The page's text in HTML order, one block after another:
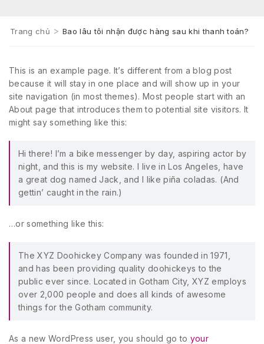
Trang chủ > Bao lâu tôi nhận được hàng sau khi thanh toán?
This is an example page. It’s different from a blog post
because it will stay in one place and will show up in your
site navigation (in most themes). Most people start with an
About page that introduces them to potential site visitors. It
might say something like this:
Hi there! I’m a bike messenger by day, aspiring actor by
night, and this is my website. I live in Los Angeles, have
a great dog named Jack, and I like piña coladas. (And
gettin’ caught in the rain.)
…or something like this:
The XYZ Doohickey Company was founded in 1971,
and has been providing quality doohickeys to the
public ever since. Located in Gotham City, XYZ employs
over 2,000 people and does all kinds of awesome
things for the Gotham community.
As a new WordPress user, you should go to your